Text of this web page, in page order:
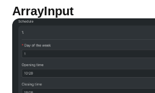
ArrayInput